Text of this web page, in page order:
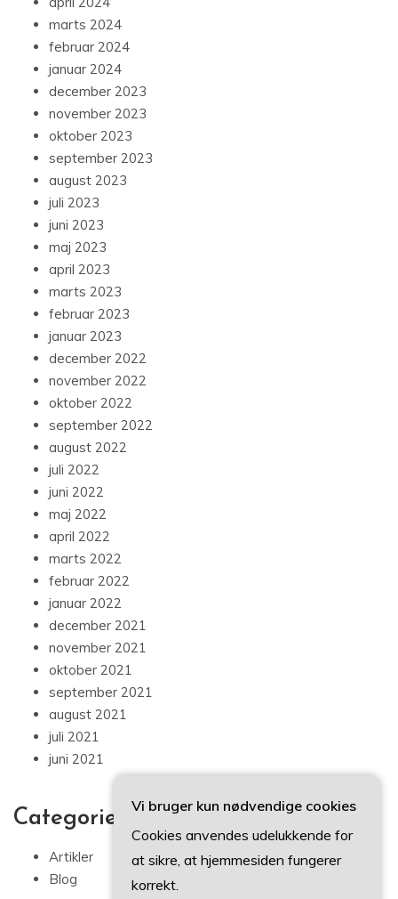
marts 2024
februar 2024
januar 2024
december 2023
november 2023
oktober 2023
september 2023
august 2023
juli 2023
juni 2023
maj 2023
april 2023
marts 2023
februar 2023
januar 2023
december 2022
november 2022
oktober 2022
september 2022
august 2022
juli 2022
juni 2022
maj 2022
april 2022
marts 2022
februar 2022
januar 2022
december 2021
november 2021
oktober 2021
september 2021
august 2021
juli 2021
juni 2021
Categories
Artikler
Blog
Vi bruger kun nødvendige cookies
Cookies anvendes udelukkende for
at sikre, at hjemmesiden fungerer
korrekt.